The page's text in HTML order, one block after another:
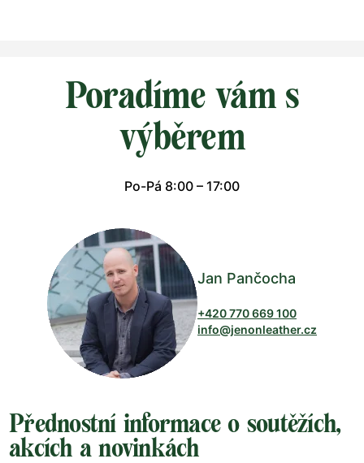
Poradíme vám s
výběrem
Po-Pá 8:00 – 17:00
Jan Pančocha
+420 770 669 100
info@jenonleather.cz
Přednostní informace o soutěžích,
akcích a novinkách